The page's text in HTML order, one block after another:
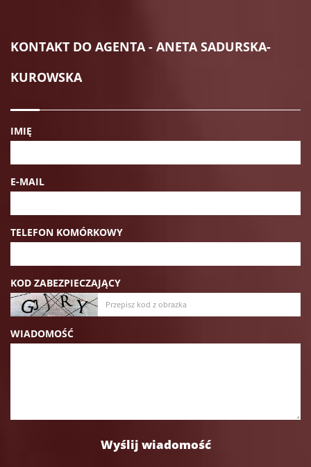
KONTAKT DO AGENTA - ANETA SADURSKA-
KUROWSKA
IMIĘ
E-MAIL
TELEFON KOMÓRKOWY
KOD ZABEZPIECZAJĄCY
WIADOMOŚĆ